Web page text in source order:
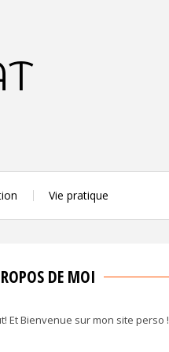
Vie pratique
DE MOI
Et Bienvenue sur mon site perso !